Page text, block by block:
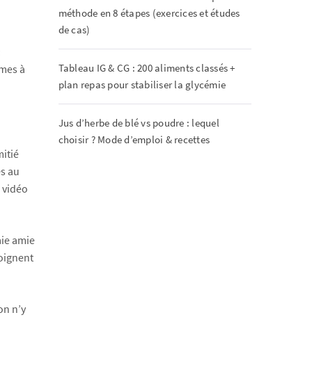
à
au
amie
n’y
méthode en 8 étapes (exercices et études
de cas)
Tableau IG & CG : 200 aliments classés +
plan repas pour stabiliser la glycémie
Jus d’herbe de blé vs poudre : lequel
choisir ? Mode d’emploi & recettes